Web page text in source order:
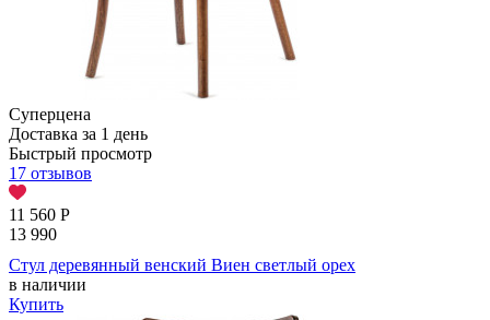
Суперцена
Доставка за 1 день
Быстрый просмотр
17 отзывов
11 560 Р
13 990
Стул деревянный венский Виен светлый орех
в наличии
Купить